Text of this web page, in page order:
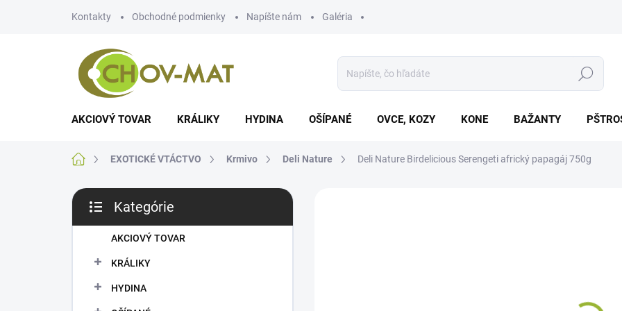
Kontakty Obchodné podmienky Napíšte nám Galéria
Hľadať
AKCIOVÝ TOVAR KRÁLIKY HYDINA OŠÍPANÉ OVCE, KOZY KONE BAŽANTY
DomovEXOTICKÉ VTÁCTVO Krmivo Deli Nature Deli Nature Birdelicious Serengeti africký papagáj 750g
B
č
kategórie
Kategórie
AKCIOVÝ TOVAR
KRÁLIKY
HYDINA